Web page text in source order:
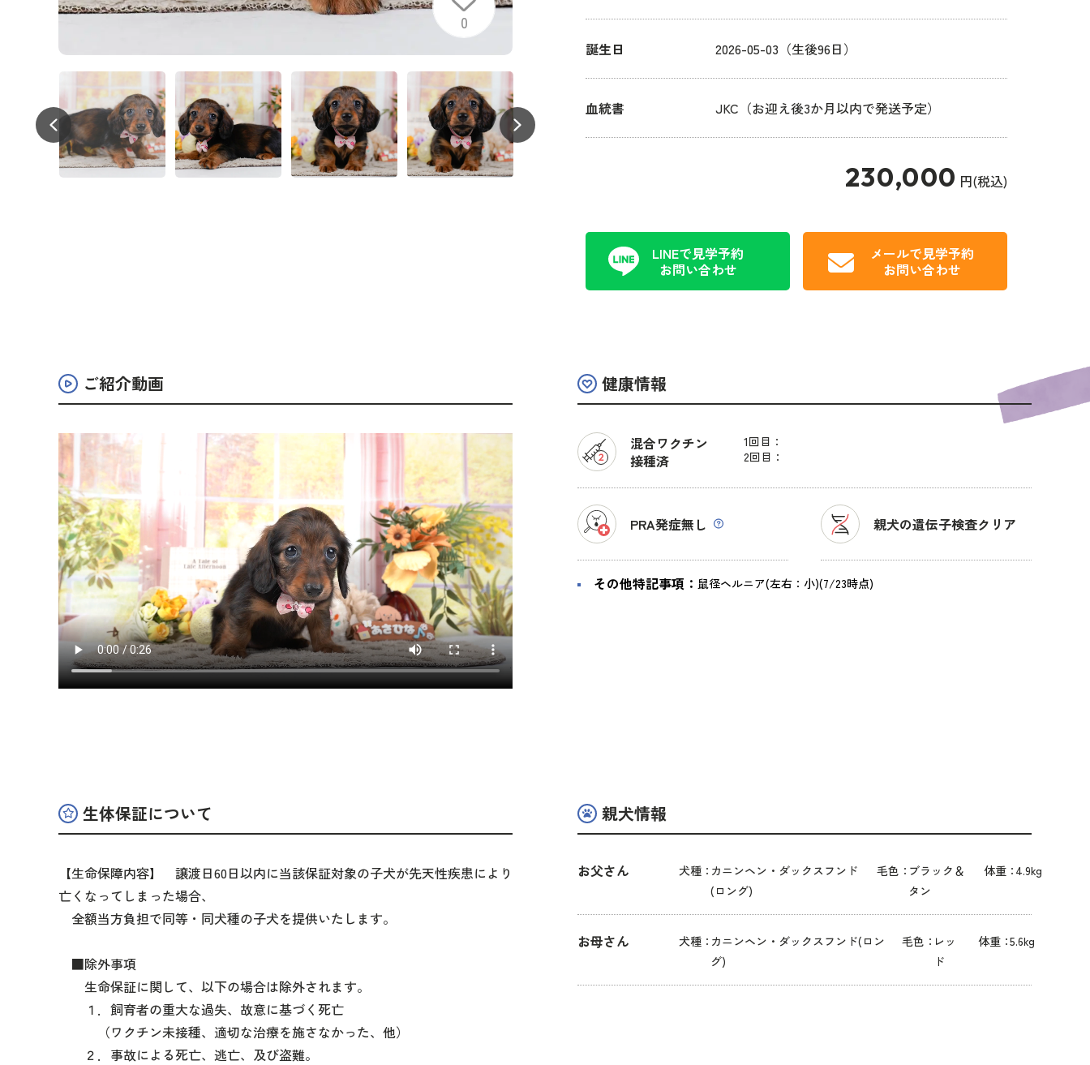
0
誕生日 2026-05-03（生後96日）
血統書 JKC（お迎え後3か月以内で発送予定）
230,000 円(税込)
LINEで見学予約
お問い合わせ
メールで見学予約
お問い合わせ
ご紹介動画 健康情報
混合ワクチン
接種済
1回目：
2回目：
PRA発症無し 親犬の遺伝子検査クリア
その他特記事項： 鼠径ヘルニア(左右：小)(7/23時点)
生体保証について
【生命保障内容】 譲渡日60日以内に当該保証対象の子犬が先天性疾患により
亡くなってしまった場合、
全額当方負担で同等・同犬種の子犬を提供いたします。
■除外事項
生命保証に関して、以下の場合は除外されます。
１．飼育者の重大な過失、故意に基づく死亡
（ワクチン未接種、適切な治療を施さなかった、他）
２．事故による死亡、逃亡、及び盗難。
親犬情報
お父さん 犬種：カニンヘン・ダックスフンド
(ロング)
毛色：ブラック＆
タン
体重：4.9kg
お母さん 犬種：カニンヘン・ダックスフンド(ロン
グ)
毛色： レッ
ド
体重：5.6kg